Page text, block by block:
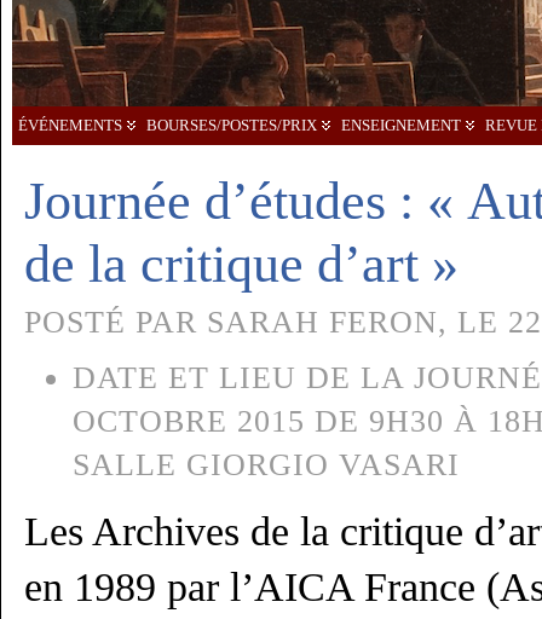
ÉVÉNEMENTS BOURSES/POSTES/PRIX ENSEIGNEMENT REVUE
Journée d’études : «
de la critique d’art »
POSTÉ PAR SARAH FERON, LE
DATE ET LIEU DE LA
OCTOBRE 2015 DE 9H30 À
SALLE GIORGIO VASARI
Les Archives de la critique
en 1989 par l’AICA France